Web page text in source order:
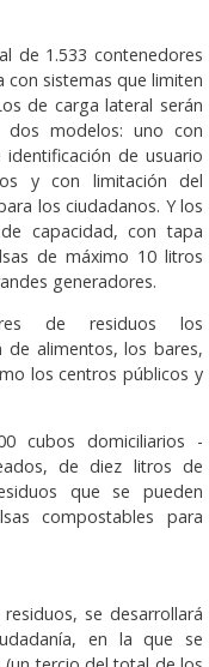
de 1.533 contenedores
con sistemas que limiten
de carga lateral serán
modelos: uno con
de usuario
y con limitación del
los ciudadanos. Y los
capacidad, con tapa
de máximo 10 litros
generadores.
de residuos los
de alimentos, los bares,
los centros públicos y
cubos domiciliarios -
de diez litros de
que se pueden
compostables para
se desarrollará
en la que se